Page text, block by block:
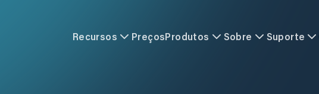
Recursos PreçosProdutos Sobre Suporte